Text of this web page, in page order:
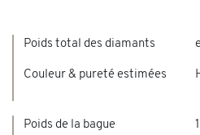
Poids total des diamants
Couleur & pureté estimées
Poids de la bague